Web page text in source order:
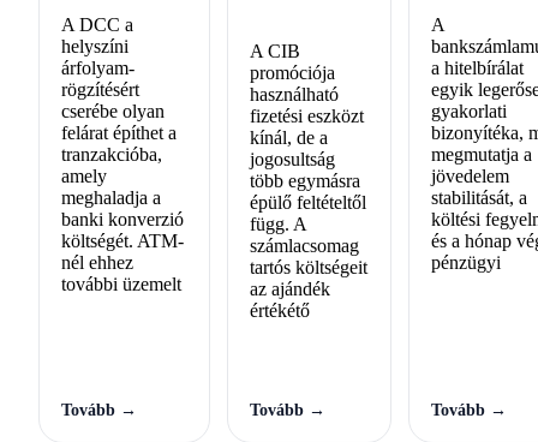
A DCC a
helyszíni
árfolyam-
rögzítésért
cserébe olyan
felárat építhet a
tranzakcióba,
amely
meghaladja a
banki konverzió
költségét. ATM-
nél ehhez
további üzemelt
Tovább →
A CIB
promóciója
használható
fizetési eszközt
kínál, de a
jogosultság
több egymásra
épülő feltételtől
függ. A
számlacsomag
tartós költségeit
az ajándék
értékétő
Tovább →
A
a hitelbírálat
egyik
gyakorlati
bizonyítéka,
megmutatja a
jövedelem
stabilitását, a
költési
és a hónap
pénzügyi
Tovább →